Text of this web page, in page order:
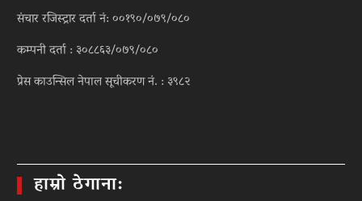
संचार रजिस्ट्रार दर्ता नं: ००१९०/०७९/०८०
कम्पनी दर्ता : ३०८८६३/०७९/०८०
प्रेस काउन्सिल नेपाल सूचीकरण नं. : ३९८२
हाम्रो ठेगाना: